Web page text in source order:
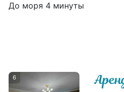
До моря 4 минуты
6